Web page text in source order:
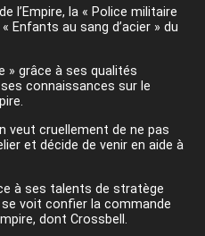
l’Empire, la « Police militaire
Enfants au sang d’acier » du
» grâce à ses qualités
connaissances sur le
veut cruellement de ne pas
et décide de venir en aide à
à ses talents de stratège
voit confier la commande
dont Crossbell.